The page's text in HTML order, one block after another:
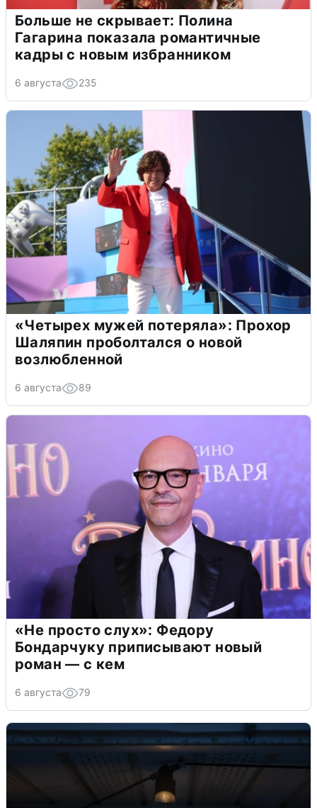
Больше не скрывает: Полина
Гагарина показала романтичные
кадры с новым избранником
6 августа 235
«Четырех мужей потеряла»: Прохор
Шаляпин проболтался о новой
возлюбленной
6 августа 89
«Не просто слух»: Федору
Бондарчуку приписывают новый
роман — с кем
6 августа 79